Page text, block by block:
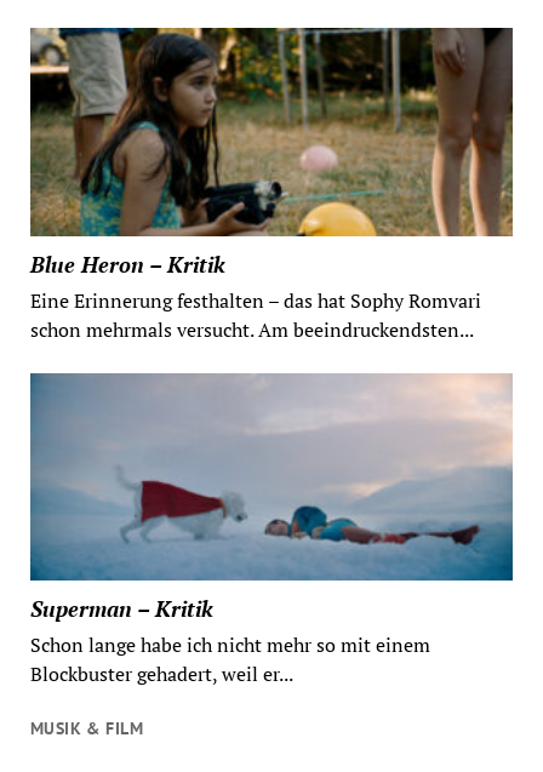
Blue Heron – Kritik
Eine Erinnerung festhalten – das hat Sophy Romvari
schon mehrmals versucht. Am beeindruckendsten...
Superman – Kritik
Schon lange habe ich nicht mehr so mit einem
Blockbuster gehadert, weil er...
MUSIK & FILM